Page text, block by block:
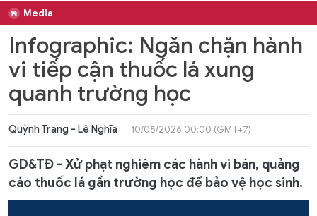
Media
Infographic: Ngăn chặn hành
vi tiếp cận thuốc lá xung
quanh trường học
Quỳnh Trang - Lê Nghĩa 10/05/2026 00:00 (GMT+7)
GD&TĐ - Xử phạt nghiêm các hành vi bán, quảng
cáo thuốc lá gần trường học để bảo vệ học sinh.